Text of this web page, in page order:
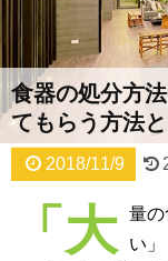
食器の処分方
てもらう方法
2018/11/9
「大 量
い